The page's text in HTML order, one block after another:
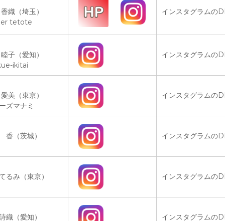
織（埼玉）
tetote
インスタグラムの
子（愛知）
ikitai
インスタグラムの
美（東京）
ズマナミ
インスタグラムの
（茨城） インスタグラムの
るみ（東京） インスタグラムの
織（愛知） インスタグラムの